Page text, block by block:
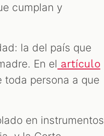
cumplan y
la del país que
En el artículo
persona a que
en instrumentos